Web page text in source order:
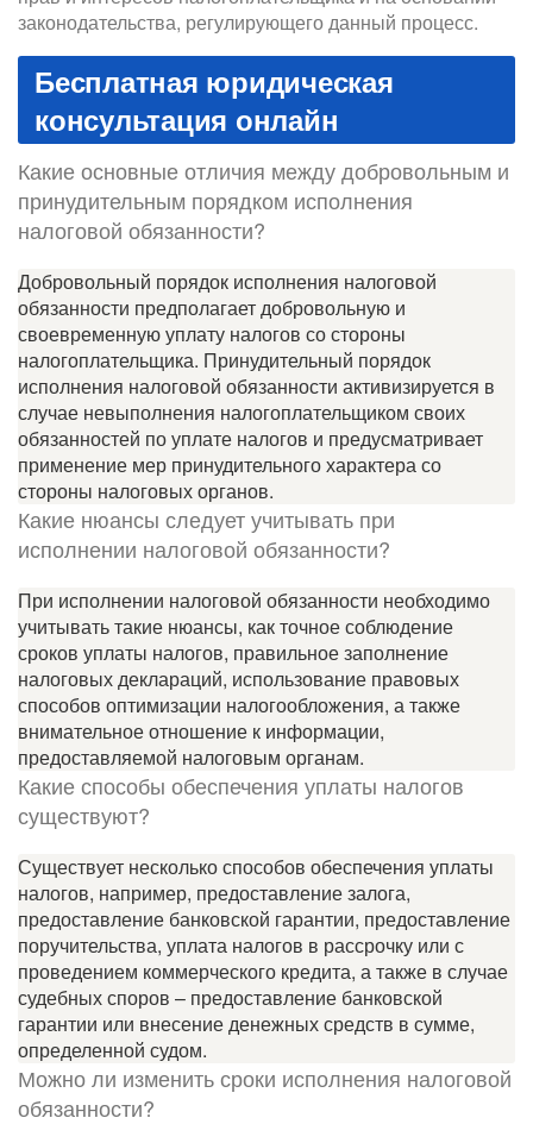
законодательства, регулирующего данный процесс.
Бесплатная юридическая
консультация онлайн
Какие основные отличия между добровольным и
принудительным порядком исполнения
налоговой обязанности?
Добровольный порядок исполнения налоговой
обязанности предполагает добровольную и
своевременную уплату налогов со стороны
налогоплательщика. Принудительный порядок
исполнения налоговой обязанности активизируется в
случае невыполнения налогоплательщиком своих
обязанностей по уплате налогов и предусматривает
применение мер принудительного характера со
стороны налоговых органов.
Какие нюансы следует учитывать при
исполнении налоговой обязанности?
При исполнении налоговой обязанности необходимо
учитывать такие нюансы, как точное соблюдение
сроков уплаты налогов, правильное заполнение
налоговых деклараций, использование правовых
способов оптимизации налогообложения, а также
внимательное отношение к информации,
предоставляемой налоговым органам.
Какие способы обеспечения уплаты налогов
существуют?
Существует несколько способов обеспечения уплаты
налогов, например, предоставление залога,
предоставление банковской гарантии, предоставление
поручительства, уплата налогов в рассрочку или с
проведением коммерческого кредита, а также в случае
судебных споров – предоставление банковской
гарантии или внесение денежных средств в сумме,
определенной судом.
Можно ли изменить сроки исполнения налоговой
обязанности?